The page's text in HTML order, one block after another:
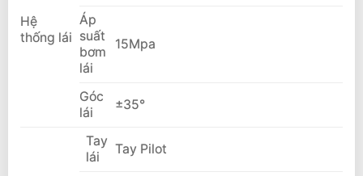
Hệ
thống lái
Áp
suất
bơm
lái
15Mpa
Góc
lái
±35°
Tay
lái
Tay Pilot